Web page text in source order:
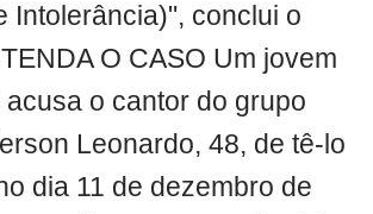
Intolerância)", conclui o
O CASO Um jovem
o cantor do grupo
Leonardo, 48, de tê-lo
dia 11 de dezembro de